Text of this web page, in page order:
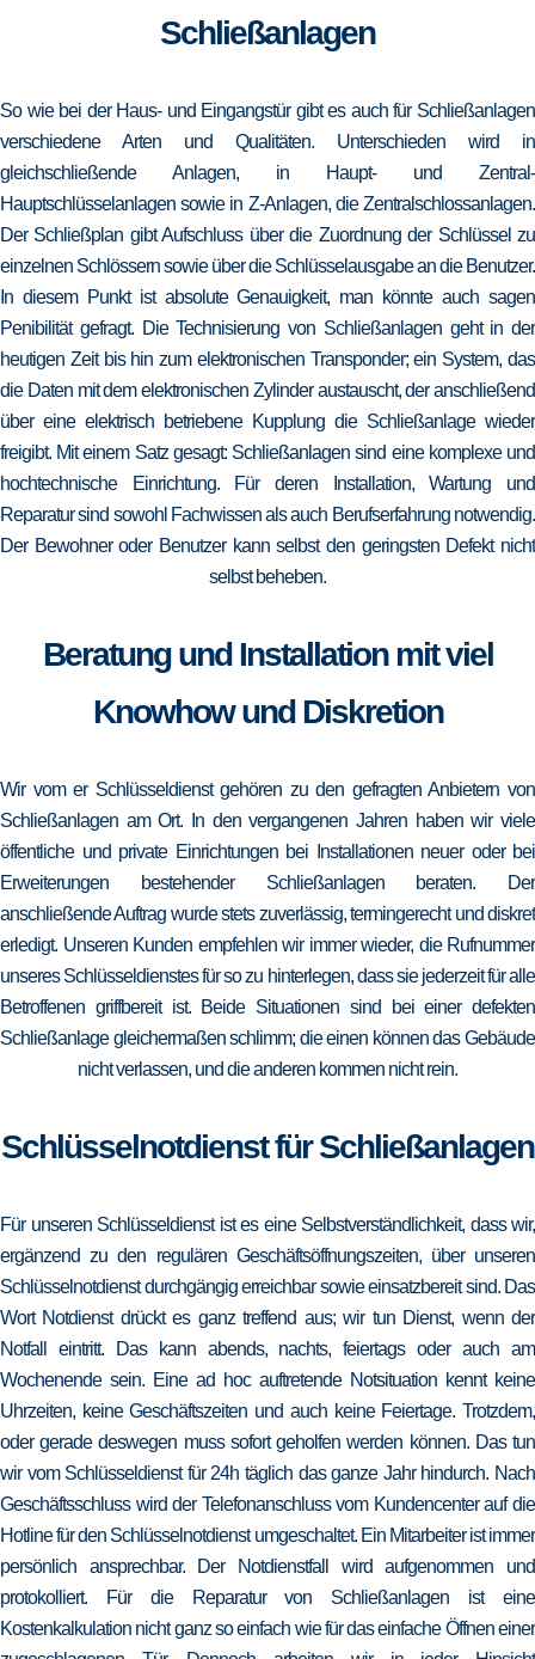
Schließanlagen
So wie bei der Haus- und Eingangstür gibt es auch für Schließanlagen
verschiedene Arten und Qualitäten. Unterschieden wird in
gleichschließende Anlagen, in Haupt- und Zentral-
Hauptschlüsselanlagen sowie in Z-Anlagen, die Zentralschlossanlagen.
Der Schließplan gibt Aufschluss über die Zuordnung der Schlüssel zu
einzelnen Schlössern sowie über die Schlüsselausgabe an die Benutzer.
In diesem Punkt ist absolute Genauigkeit, man könnte auch sagen
Penibilität gefragt. Die Technisierung von Schließanlagen geht in der
heutigen Zeit bis hin zum elektronischen Transponder; ein System, das
die Daten mit dem elektronischen Zylinder austauscht, der anschließend
über eine elektrisch betriebene Kupplung die Schließanlage wieder
freigibt. Mit einem Satz gesagt: Schließanlagen sind eine komplexe und
hochtechnische Einrichtung. Für deren Installation, Wartung und
Reparatur sind sowohl Fachwissen als auch Berufserfahrung notwendig.
Der Bewohner oder Benutzer kann selbst den geringsten Defekt nicht
selbst beheben.
Beratung und Installation mit viel
Knowhow und Diskretion
Wir vom er Schlüsseldienst gehören zu den gefragten Anbietern von
Schließanlagen am Ort. In den vergangenen Jahren haben wir viele
öffentliche und private Einrichtungen bei Installationen neuer oder bei
Erweiterungen bestehender Schließanlagen beraten. Der
anschließende Auftrag wurde stets zuverlässig, termingerecht und diskret
erledigt. Unseren Kunden empfehlen wir immer wieder, die Rufnummer
unseres Schlüsseldienstes für so zu hinterlegen, dass sie jederzeit für alle
Betroffenen griffbereit ist. Beide Situationen sind bei einer defekten
Schließanlage gleichermaßen schlimm; die einen können das Gebäude
nicht verlassen, und die anderen kommen nicht rein.
Schlüsselnotdienst für Schließanlagen
Für unseren Schlüsseldienst ist es eine Selbstverständlichkeit, dass wir,
ergänzend zu den regulären Geschäftsöffnungszeiten, über unseren
Schlüsselnotdienst durchgängig erreichbar sowie einsatzbereit sind. Das
Wort Notdienst drückt es ganz treffend aus; wir tun Dienst, wenn der
Notfall eintritt. Das kann abends, nachts, feiertags oder auch am
Wochenende sein. Eine ad hoc auftretende Notsituation kennt keine
Uhrzeiten, keine Geschäftszeiten und auch keine Feiertage. Trotzdem,
oder gerade deswegen muss sofort geholfen werden können. Das tun
wir vom Schlüsseldienst für 24h täglich das ganze Jahr hindurch. Nach
Geschäftsschluss wird der Telefonanschluss vom Kundencenter auf die
Hotline für den Schlüsselnotdienst umgeschaltet. Ein Mitarbeiter ist immer
persönlich ansprechbar. Der Notdienstfall wird aufgenommen und
protokolliert. Für die Reparatur von Schließanlagen ist eine
Kostenkalkulation nicht ganz so einfach wie für das einfache Öffnen einer